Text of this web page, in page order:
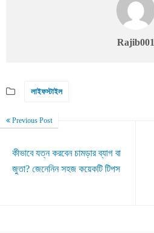
Rajib001
লাইফস্টাইল
Previous Post
কীভাবে যত্ন করবেন চামড়ার ব্যাগ বা
জুতা? জেনেনিন সহজ কয়েকটি টিপস